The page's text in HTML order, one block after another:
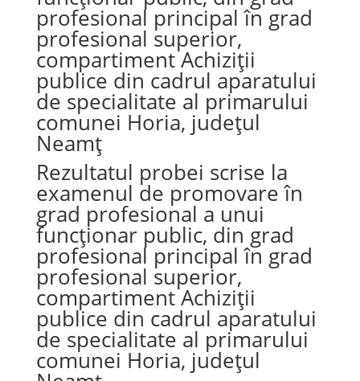
profesional principal în grad
profesional superior,
compartiment Achiziții
publice din cadrul aparatului
de specialitate al primarului
comunei Horia, județul
Neamț
Rezultatul probei scrise la
examenul de promovare în
grad profesional a unui
funcționar public, din grad
profesional principal în grad
profesional superior,
compartiment Achiziții
publice din cadrul aparatului
de specialitate al primarului
comunei Horia, județul